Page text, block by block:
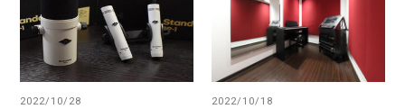
2022/10/28 2022/10/18